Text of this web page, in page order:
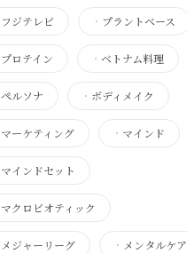
フジテレビ ・ プラントベース
プロテイン ・ ベトナム料理
ペルソナ ・ ボディメイク
マーケティング ・ マインド
マインドセット
マクロビオティック
メジャーリーグ ・ メンタルケア